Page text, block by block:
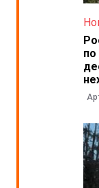
по